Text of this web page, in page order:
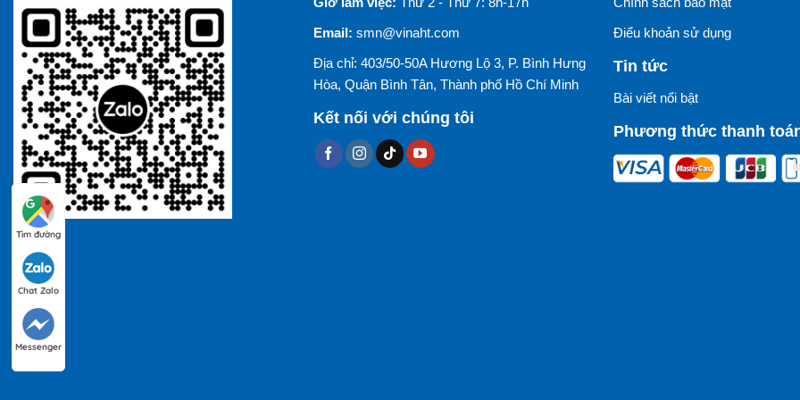
Email: smn@vinaht.com
Địa chỉ: 403/50-50A Hương Lộ 3, P. Bình Hưng
Hòa, Quận Bình Tân, Thành phố Hồ Chí Minh
Kết nối với chúng tôi
Điểu khoản sử dụng
Tin tức
Bài viết nổi bật
Phương thức thanh
Tìm đường
Chat Zalo
Messenger